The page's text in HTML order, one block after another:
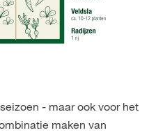
- maar ook voor het
maken van